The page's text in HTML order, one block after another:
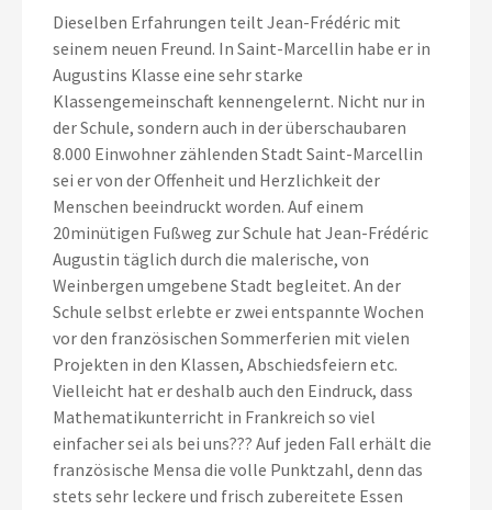
Dieselben Erfahrungen teilt Jean-Frédéric mit
seinem neuen Freund. In Saint-Marcellin habe er in
Augustins Klasse eine sehr starke
Klassengemeinschaft kennengelernt. Nicht nur in
der Schule, sondern auch in der überschaubaren
8.000 Einwohner zählenden Stadt Saint-Marcellin
sei er von der Offenheit und Herzlichkeit der
Menschen beeindruckt worden. Auf einem
20minütigen Fußweg zur Schule hat Jean-Frédéric
Augustin täglich durch die malerische, von
Weinbergen umgebene Stadt begleitet. An der
Schule selbst erlebte er zwei entspannte Wochen
vor den französischen Sommerferien mit vielen
Projekten in den Klassen, Abschiedsfeiern etc.
Vielleicht hat er deshalb auch den Eindruck, dass
Mathematikunterricht in Frankreich so viel
einfacher sei als bei uns??? Auf jeden Fall erhält die
französische Mensa die volle Punktzahl, denn das
stets sehr leckere und frisch zubereitete Essen